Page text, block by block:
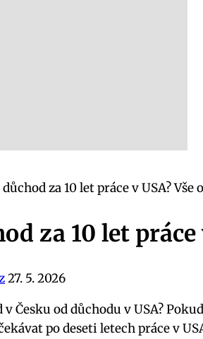
důchod za 10 let práce v USA?
za 10 let
27. 5. 2026
Česku od důchodu v USA?
po deseti letech práce v